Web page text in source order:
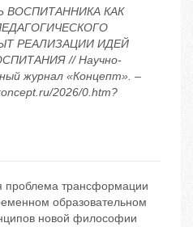
ВОСПИТАННИКА КАК
РЕАЛИЗАЦИИ ИДЕЙ
// Научно-
журнал «Концепт». –
2026/0.htm?
проблема трансформации
образовательном
новой философии